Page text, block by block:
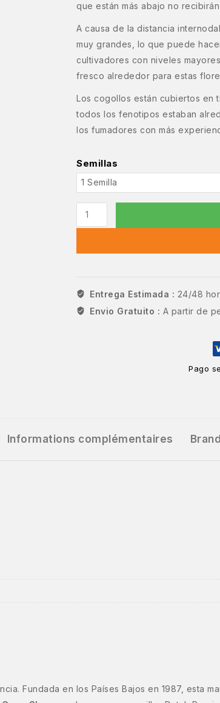
que están más abajo no
A causa de la distancia
muy grandes, lo que puede
cultivadores con niveles
fresco alrededor para estas
Los cogollos están cubiertos en
todos los fenotipos estaban
los fumadores con más
Semillas
Entrega Estimada : 24/48
Envio Gratuito : A partir de
Pago
Informations complémentaires Brand
Fundada en los Países Bajos en 1987, esta